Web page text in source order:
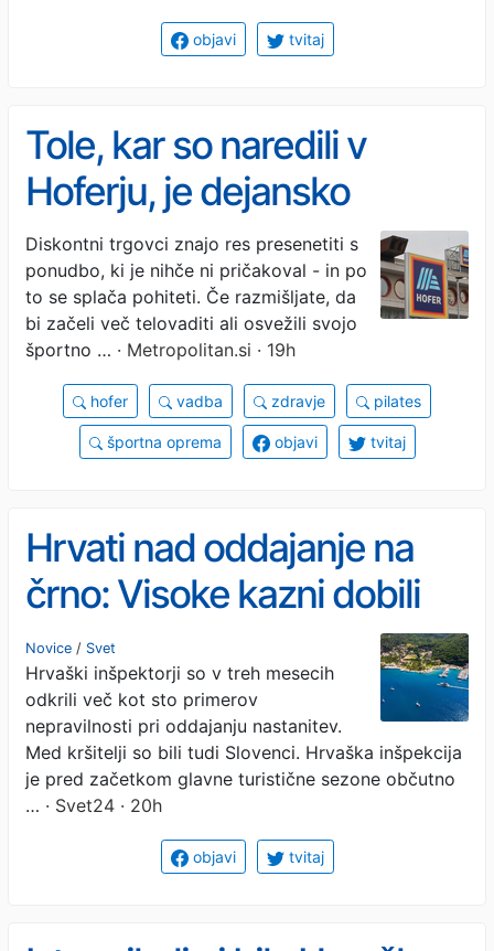
objavi tvitaj
Tole, kar so naredili v
Hoferju, je dejansko
presežek: po ugodnih
cenah ponujajo nekaj, kar
drugje stane precej več (in
je za marsikoga nuja)
Diskontni trgovci znajo res presenetiti s
ponudbo, ki je nihče ni pričakoval - in po
to se splača pohiteti. Če razmišljate, da
bi začeli več telovaditi ali osvežili svojo
športno … · Metropolitan.si · 19h
hofer vadba zdravje pilates
športna oprema objavi tvitaj
Hrvati nad oddajanje na
črno: Visoke kazni dobili
tudi Slovenci
Novice / Svet
Hrvaški inšpektorji so v treh mesecih
odkrili več kot sto primerov
nepravilnosti pri oddajanju nastanitev.
Med kršitelji so bili tudi Slovenci. Hrvaška inšpekcija
je pred začetkom glavne turistične sezone občutno
… · Svet24 · 20h
objavi tvitaj